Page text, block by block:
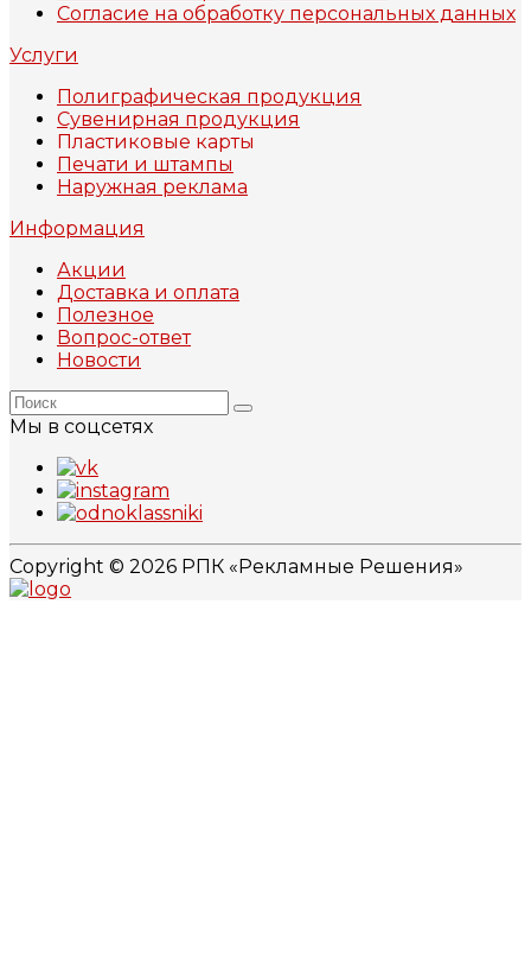
Согласие на обработку персональных данных
Услуги
Полиграфическая продукция
Сувенирная продукция
Пластиковые карты
Печати и штампы
Наружная реклама
Информация
Акции
Доставка и оплата
Полезное
Вопрос-ответ
Новости
Мы в соцсетях
Copyright © 2026 РПК «Рекламные Решения»